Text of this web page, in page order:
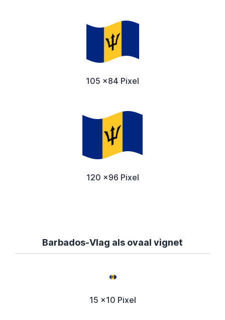
105 x84 Pixel
120 x96 Pixel
Barbados-Vlag als ovaal vignet
15 x10 Pixel